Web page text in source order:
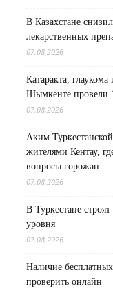
В Казахстане
лекарственных
07.08.2026
Катаракта,
Шымкенте провели
07.08.2026
Аким
жителями Кентау,
вопросы горожан
07.08.2026
В Туркестане
уровня
07.08.2026
Наличие
проверить онлайн